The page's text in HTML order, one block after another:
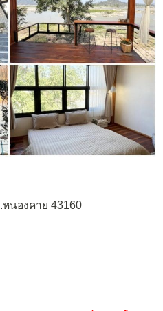
นองคาย 43160